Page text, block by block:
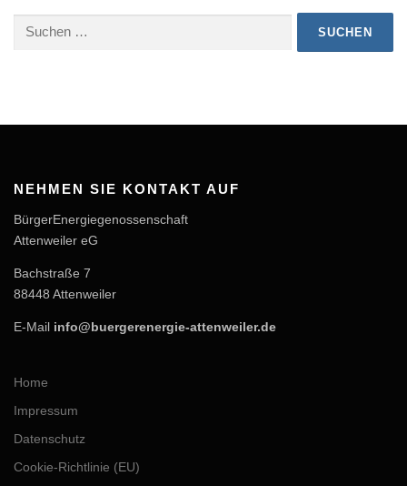
nach:
NEHMEN SIE KONTAKT AUF
BürgerEnergiegenossenschaft
Attenweiler eG
Bachstraße 7
88448 Attenweiler
E-Mail info@buergerenergie-attenweiler.de
Home
Impressum
Datenschutz
Cookie-Richtlinie (EU)